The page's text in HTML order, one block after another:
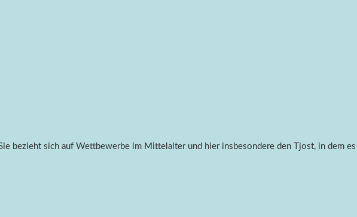
bezieht sich auf Wettbewerbe im Mittelalter und hier insbesondere den Tjost, in dem